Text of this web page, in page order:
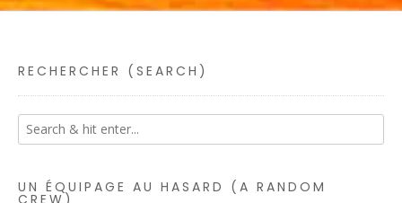
RECHERCHER (SEARCH)
UN ÉQUIPAGE AU HASARD (A RANDOM
CREW)